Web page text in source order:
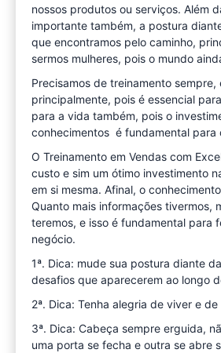
nossos produtos ou serviços. Além
importante também, a postura
que encontramos pelo caminho,
sermos mulheres, pois o mundo
Precisamos de treinamento sempre,
principalmente, pois é essencial
para a vida também, pois o
conhecimentos é fundamental para
O Treinamento em Vendas com
custo e sim um ótimo investimento
em si mesma. Afinal, o
Quanto mais informações tivermos,
teremos, e isso é fundamental para
negócio.
1ª. Dica: mude sua postura diante
desafios que aparecerem ao longo
2ª. Dica: Tenha alegria de viver e
3ª. Dica: Cabeça sempre erguida,
uma porta se fecha e outra se abre